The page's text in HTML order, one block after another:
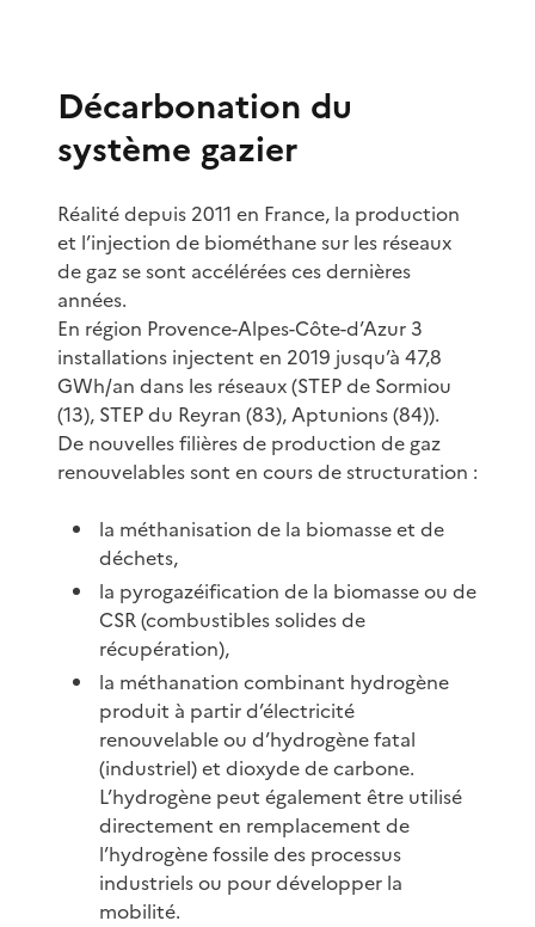
Décarbonation du
système gazier
Réalité depuis 2011 en France, la production
et l’injection de biométhane sur les réseaux
de gaz se sont accélérées ces dernières
années.
En région Provence-Alpes-Côte-d’Azur 3
installations injectent en 2019 jusqu’à 47,8
GWh/an dans les réseaux (STEP de Sormiou
(13), STEP du Reyran (83), Aptunions (84)).
De nouvelles filières de production de gaz
renouvelables sont en cours de structuration :
la méthanisation de la biomasse et de
déchets,
la pyrogazéification de la biomasse ou de
CSR (combustibles solides de
récupération),
la méthanation combinant hydrogène
produit à partir d’électricité
renouvelable ou d’hydrogène fatal
(industriel) et dioxyde de carbone.
L’hydrogène peut également être utilisé
directement en remplacement de
l’hydrogène fossile des processus
industriels ou pour développer la
mobilité.